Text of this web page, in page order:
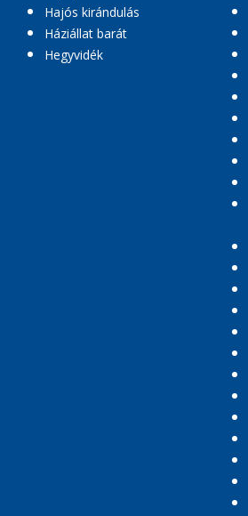
Hajós kirándulás
Háziállat barát
Hegyvidék